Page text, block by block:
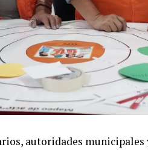
autoridades